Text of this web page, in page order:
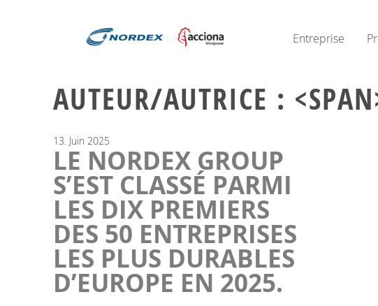
Entreprise
AUTEUR/AUTRICE :
13. Juin 2025
LE NORDEX GROUP
S’EST CLASSÉ PARMI
LES DIX PREMIERS
DES 50 ENTREPRISES
LES PLUS DURABLES
D’EUROPE EN 2025.